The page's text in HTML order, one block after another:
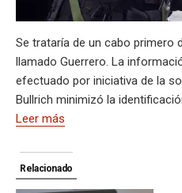
Se trataría de un cabo primero
llamado Guerrero. La
efectuado por iniciativa de la
Bullrich minimizó la
Leer más
Relacionado